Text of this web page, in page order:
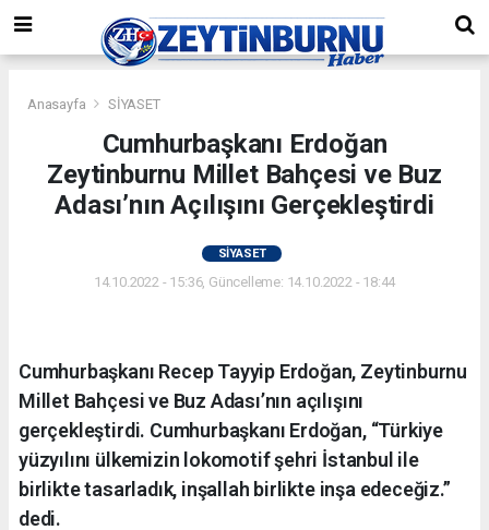
Anasayfa SİYASET
Cumhurbaşkanı Erdoğan
Zeytinburnu Millet Bahçesi ve Buz
Adası’nın Açılışını Gerçekleştirdi
SİYASET
14.10.2022 - 15:36, Güncelleme: 14.10.2022 - 18:44
Cumhurbaşkanı Recep Tayyip Erdoğan, Zeytinburnu
Millet Bahçesi ve Buz Adası’nın açılışını
gerçekleştirdi. Cumhurbaşkanı Erdoğan, “Türkiye
yüzyılını ülkemizin lokomotif şehri İstanbul ile
birlikte tasarladık, inşallah birlikte inşa edeceğiz.”
dedi.